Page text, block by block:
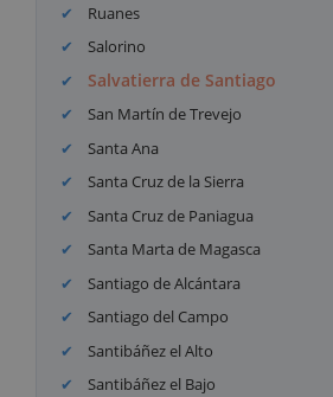
Ruanes
Salorino
Salvatierra de Santiago
San Martín de Trevejo
Santa Ana
Santa Cruz de la Sierra
Santa Cruz de Paniagua
Santa Marta de Magasca
Santiago de Alcántara
Santiago del Campo
Santibáñez el Alto
Santibáñez el Bajo